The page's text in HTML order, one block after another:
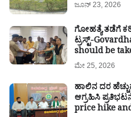
ಜೂನ್ 23, 2026
ಗೋಹತ್ಯೆ ತಡೆಗೆ
ಟ್ರಸ್ಟ್-
should be
ಮೇ 25, 2026
ಹಾಲಿನ ದರ
ಆಗ್ರಹಿಸಿ
price hike